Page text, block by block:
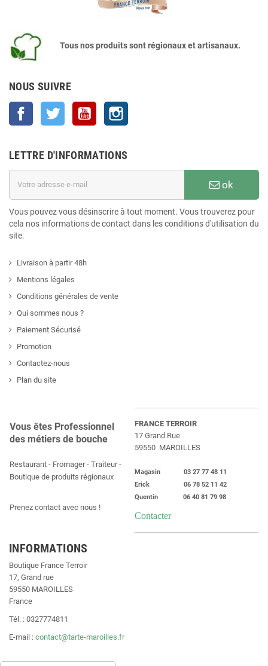
Tous nos produits sont régionaux et artisanaux.
NOUS SUIVRE
Facebook Twitter YouTube
LETTRE D'INFORMATIONS
ok
Vous pouvez vous désinscrire à tout moment. Vous trouverez pour
cela nos informations de contact dans les conditions d'utilisation du
site.
Livraison à partir 48h
Mentions légales
Conditions générales de vente
Qui sommes nous ?
Paiement Sécurisé
Promotion
Contactez-nous
Plan du site
Vous êtes Professionnel
des métiers de bouche
Restaurant - Fromager - Traiteur -
Boutique de produits régionaux
Prenez contact avec nous !
FRANCE TERROIR
17 Grand Rue
59550 MAROILLES
Magasin 03 27 77 48 11
Erick 06 78 52 11 42
Quentin 06 40 81 79 98
Contacter
INFORMATIONS
Boutique France Terroir
17, Grand rue
59550 MAROILLES
France
Tél. : 0327774811
E-mail : contact@tarte-maroilles.fr